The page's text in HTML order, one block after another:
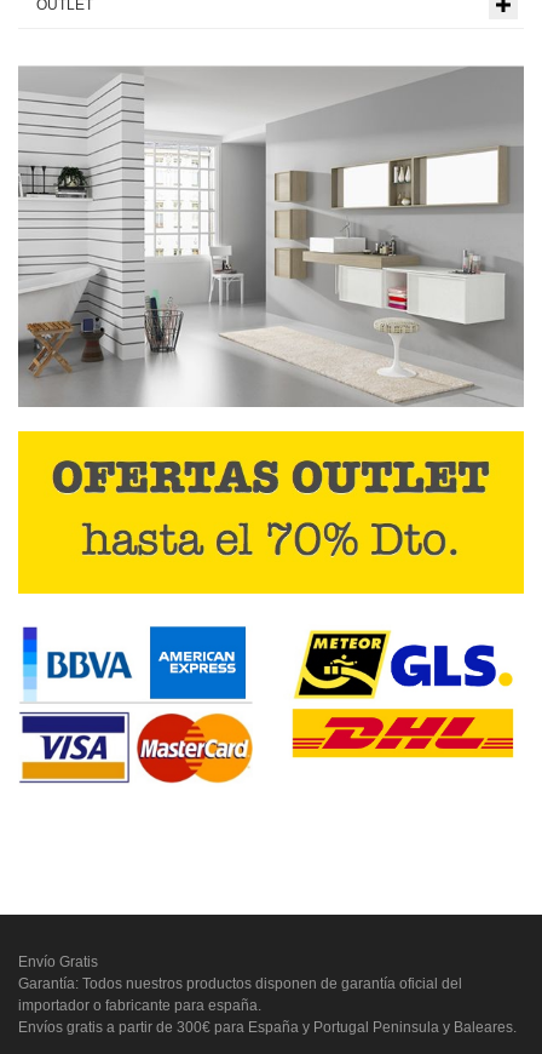
OUTLET
Envío Gratis
Garantía: Todos nuestros productos disponen de garantía oficial del
importador o fabricante para españa.
Envíos gratis a partir de 300€ para España y Portugal Peninsula y Baleares.